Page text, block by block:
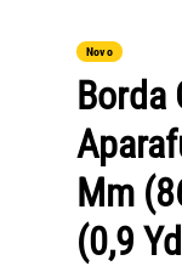
Novo
Borda
Mm
(0,9